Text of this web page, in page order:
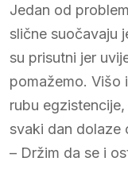
Jedan od
slične suočavaju
su prisutni jer
pomažemo. Višo
rubu
svaki dan dolaze
– Držim da se i